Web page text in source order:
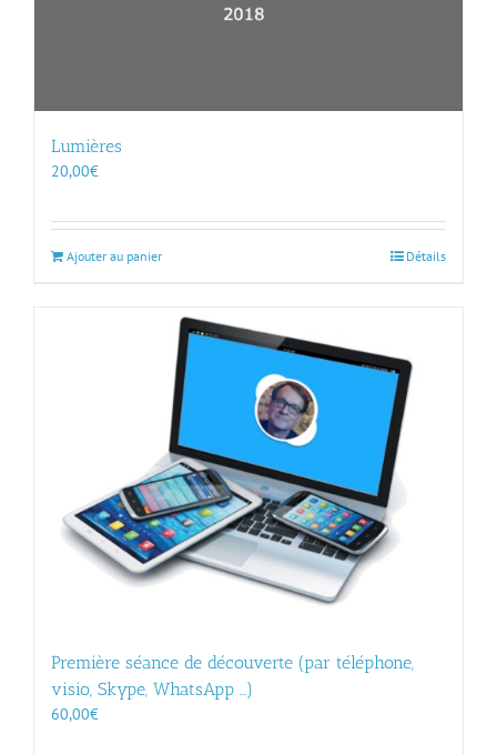
Lumières
20,00€
Ajouter au panier Détails
Première séance de découverte (par téléphone,
visio, Skype, WhatsApp …)
60,00€